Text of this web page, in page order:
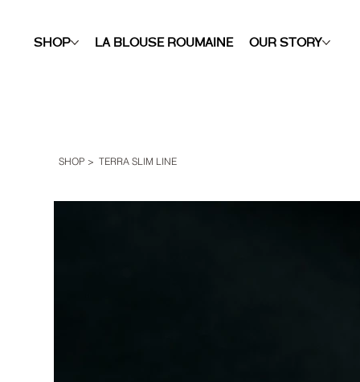
SHOP LA BLOUSE ROUMAINE OUR STORY
SHOP > TERRA SLIM LINE